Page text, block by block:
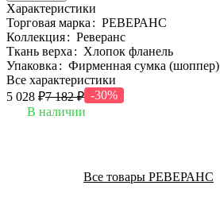
Характеристики
Торговая марка : РЕВЕРАНС
Коллекция: Реверанс
Ткань верха : Хлопок фланель
Упаковка : Фирменная сумка (шоппер)
Все характеристики
5 028 ₽7 182 ₽ -30%
В наличии
Все товары РЕВЕРАНС